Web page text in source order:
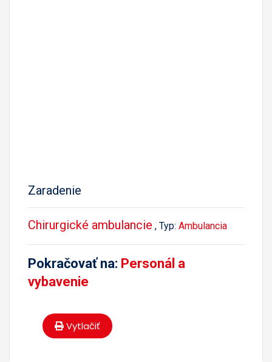
Zaradenie
Chirurgické ambulancie , Typ: Ambulancia
Pokračovať na: Personál a
vybavenie
Vytlačiť